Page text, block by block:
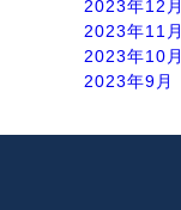
2023年12月
2023年11月
2023年10月
2023年9月